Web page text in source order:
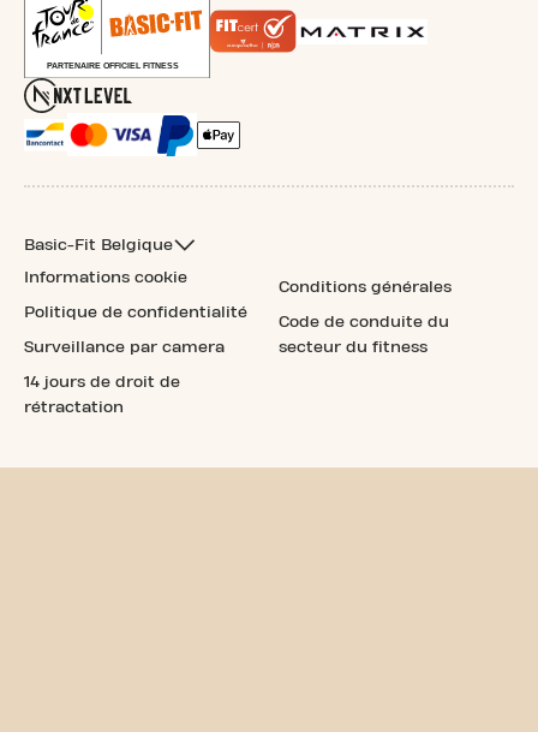
Basic-Fit Belgique
Informations cookie
Politique de confidentialité
Surveillance par camera
14 jours de droit de
rétractation
Conditions générales
Code de conduite du
secteur du fitness